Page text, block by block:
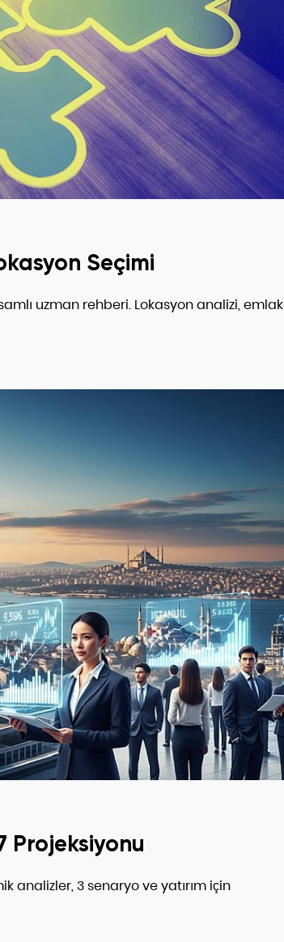
Seçimi
uzman rehberi. Lokasyon analizi, emlak
Projeksiyonu
analizler, 3 senaryo ve yatırım için